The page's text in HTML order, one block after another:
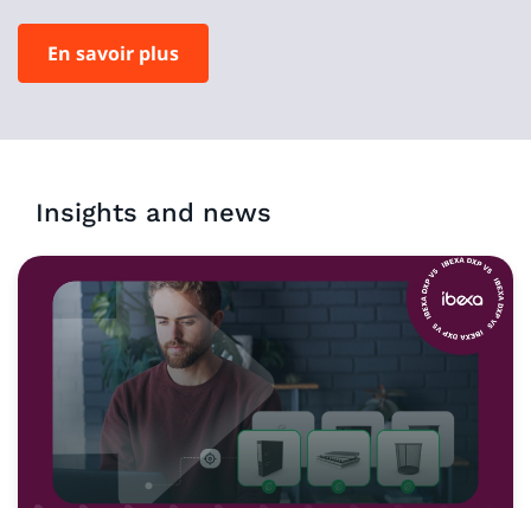
En savoir plus
Insights and news